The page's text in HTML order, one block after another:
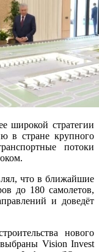
широкой стратегии
в стране крупного
потоки
что в ближайшие
до 180 самолетов,
и доведёт
нового
Vision Invest